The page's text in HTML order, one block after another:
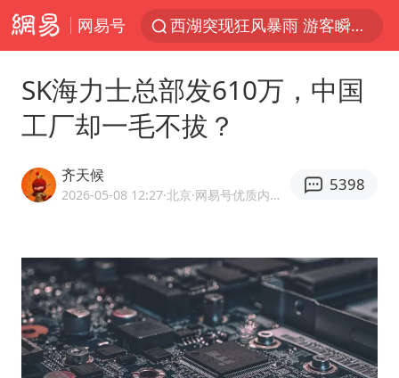
网易号
西湖突现狂风暴雨 游客瞬间被浇透
“不怕六爷挂得多 就怕六爷挂一颗”
白海豚将正面袭击贯穿浙江
直击东北超：哈尔滨vs通辽
香港宏福苑火灾或由烟头引起
酒店回应车内过夜被收150元
36岁男演员成景区NPC后人气爆棚
几元成本的AI广告导致千万市值蒸发
SK海力士总部发610万，中国
工厂却一毛不拔？
齐天候
2026-05-08 12:27·北京 ·网易号优质内容创作者
5398